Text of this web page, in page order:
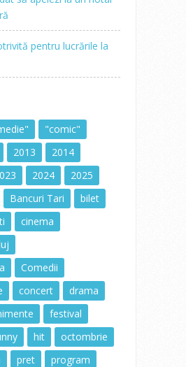
pentru lucrările la
"comic"
2013
2014
2024
2025
Bancuri Tari
bilet
cinema
Comedii
concert
drama
festival
hit
octombrie
pret
program